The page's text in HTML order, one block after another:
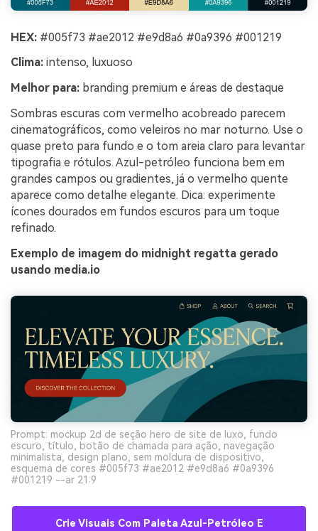
HEX: #005f73 #ae2012 #e9d8a6 #0a9396 #001219
Clima: intenso, luxuoso
Melhor para: branding premium e áreas de destaque
Sombras escuras com vermelho acobreado parecem
cinematográficos, como veleiros no mar noturno. Use o
quase preto para fundo e o tom areia claro para levantar
tipografia e rótulos. Azul-petróleo funciona bem em
grandes campos ou gradientes, já o vermelho quente
aparece como detalhe elegante. Dica: experimente
ícones dourados em fundos escuros para um toque
refinado.
Exemplo de imagem do midnight regatta gerado
usando media.io
Prompt: mockup 2d de seção hero de site de luxo, fundo
escuro, título, botão de chamada para ação, navegação
minimalista, design plano, sem moldura de dispositivo,
esquema de cores #005f73 #ae2012 #e9d8a6 #0a9396
#001219 --ar 21:9
Crie Visuais Com Paleta Azul-Petróleo E